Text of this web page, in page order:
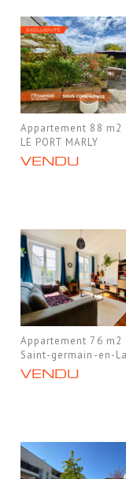
Appartement 88 m2
LE PORT MARLY
VENDU
Appartement 76 m2
Saint-germain-en-
VENDU